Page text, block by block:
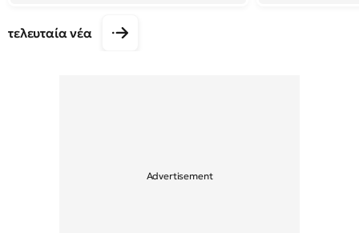
τελευταία νέα